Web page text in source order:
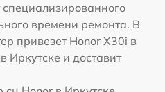
специализированного
времени ремонта. В
привезет Honor X30i в
Иркутске и доставит